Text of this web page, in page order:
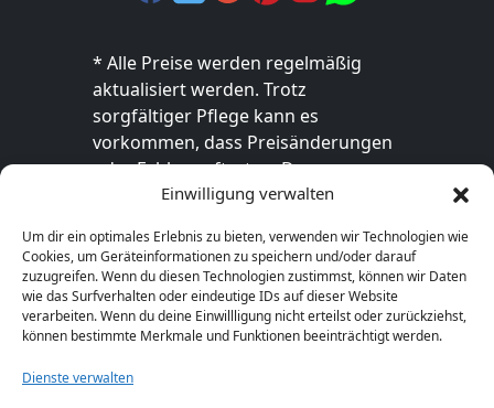
Einwilligung verwalten
Um dir ein optimales Erlebnis zu bieten, verwenden wir Technologien wie
Cookies, um Geräteinformationen zu speichern und/oder darauf
zuzugreifen. Wenn du diesen Technologien zustimmst, können wir Daten
wie das Surfverhalten oder eindeutige IDs auf dieser Website
verarbeiten. Wenn du deine Einwillligung nicht erteilst oder zurückziehst,
können bestimmte Merkmale und Funktionen beeinträchtigt werden.
Dienste verwalten
* Alle Preise werden regelmäßig
aktualisiert werden. Trotz
sorgfältiger Pflege kann es
vorkommen, dass Preisänderungen
oder Fehler auftreten. Der
endgültige Preis sowie die
ausschließlich im jeweiligen Online-
Shop des Anbieters verbindlich. Bitte
überprüfe den Preis vor dem Kauf
direkt beim Händler.